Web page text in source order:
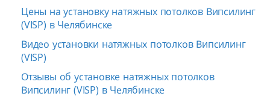
Цены на установку натяжных потолков Випсилинг
(VISP) в Челябинске
Видео установки натяжных потолков Випсилинг
(VISP)
Отзывы об установке натяжных потолков
Випсилинг (VISP) в Челябинске